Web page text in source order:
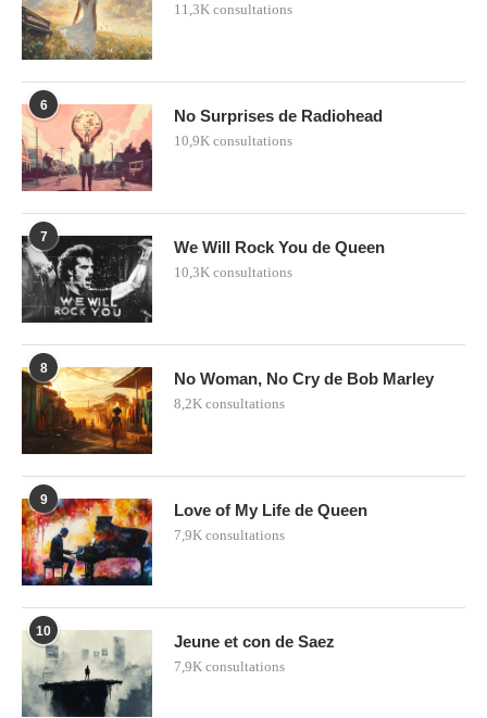
11,3K consultations
6
No Surprises de Radiohead
10,9K consultations
7
We Will Rock You de Queen
10,3K consultations
8
No Woman, No Cry de Bob Marley
8,2K consultations
9
Love of My Life de Queen
7,9K consultations
10
Jeune et con de Saez
7,9K consultations